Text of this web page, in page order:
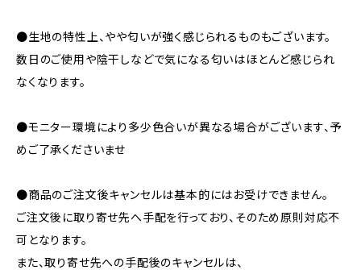
●生地の特性上、やや匂いが強く感じられるものもございます。
数日のご使用や陰干しなどで気になる匂いはほとんど感じられ
なくなります。
●モニター環境により多少色合いが異なる場合がございます、予
めご了承くださいませ
●商品のご注文後キャンセルは基本的にはお受けできません。
ご注文後に取り寄せ先へ手配を行っており、そのため原則対応不
可となります。
また、取り寄せ先への手配後のキャンセルは、